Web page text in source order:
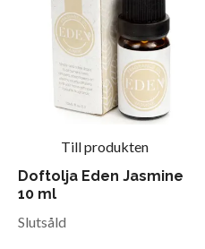
Till produkten
Doftolja Eden Jasmine
10 ml
Slutsåld